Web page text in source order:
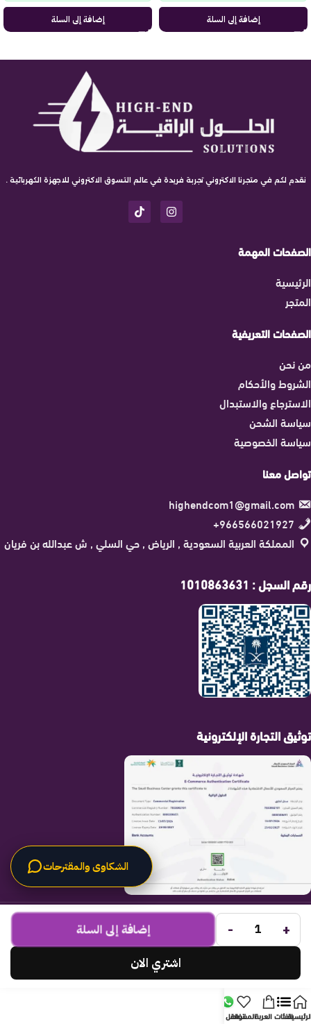
إضافة إلى السلة إضافة إلى السلة
نقدم لكم في متجرنا الاكتروني تجربة فريدة في عالم التسوق الاكتروني للاجهزة الكهربائية .
الصفحات المهمة
الرئيسية
المتجر
الصفحات التعريفية
من نحن
الشروط والأحكام
الاسترجاع والاستبدال
سياسة الشحن
سياسة الخصوصية
تواصل معنا
highendcom1@gmail.com
966566021927+
المملكة العربية السعودية , الرياض , حي السلي , ش عبدالله بن فريان
رقم السجل : 1010863631
توثيق التجارة الإلكترونية
جميع الحقوق محفوظة لـالحلول الراقية© 2025.
تم التطوير بواسطةCode Times
.
الفئاتالعربةالمفضلةتواصل معنا
+
- إضافة إلى السلة
اشتري الان
الشكاوى والمقترحات